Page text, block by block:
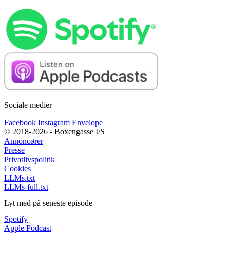
Sociale medier
Facebook Instagram Envelope
© 2018-2026 - Boxengasse I/S
Annoncører
Presse
Privatlivspolitik
Cookies
LLMs.txt
LLMs-full.txt
Lyt med på seneste episode
Spotify
Apple Podcast